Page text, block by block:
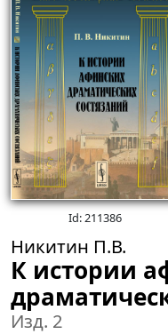
Id: 211386
Никитин П.В.
К истории
Изд. 2